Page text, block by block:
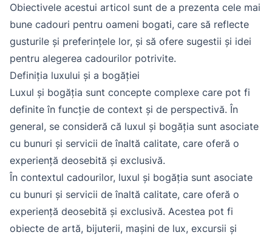
Obiectivele acestui articol sunt de a prezenta cele mai
bune cadouri pentru oameni bogati, care să reflecte
gusturile și preferințele lor, și să ofere sugestii și idei
pentru alegerea cadourilor potrivite.
Definiția luxului și a bogăției
Luxul și bogăția sunt concepte complexe care pot fi
definite în funcție de context și de perspectivă. În
general, se consideră că luxul și bogăția sunt asociate
cu bunuri și servicii de înaltă calitate, care oferă o
experiență deosebită și exclusivă.
În contextul cadourilor, luxul și bogăția sunt asociate
cu bunuri și servicii de înaltă calitate, care oferă o
experiență deosebită și exclusivă. Acestea pot fi
obiecte de artă, bijuterii, mașini de lux, excursii și